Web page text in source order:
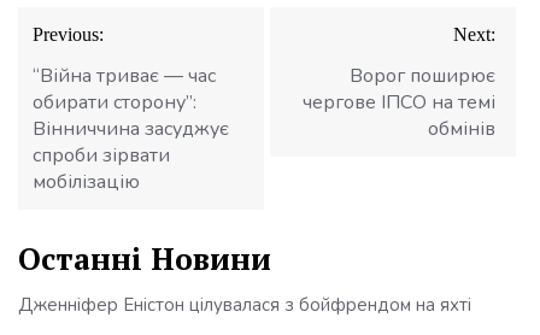
Навігація
записів
Previous:
“Війна триває — час
обирати сторону”:
Вінниччина засуджує
спроби зірвати
мобілізацію
Next:
Ворог поширює
чергове ІПСО на темі
обмінів
Останні Новини
Дженніфер Еністон цілувалася з бойфрендом на яхті